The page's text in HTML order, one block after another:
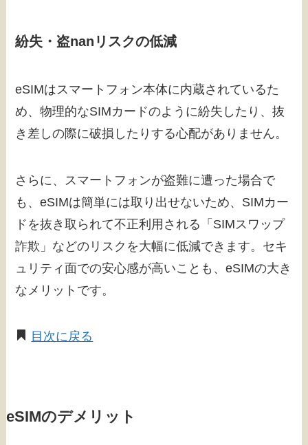
紛失・盗nanリスクの低減
eSIMはスマートフォン本体に内蔵されているた
め、物理的なSIMカードのように紛失したり、抜
き差しの際に破損したりする心配がありません。
さらに、スマートフォンが盗難に遭った場合で
も、eSIMは簡単には取り出せないため、SIMカー
ドを抜き取られて不正利用される「SIMスワップ
詐欺」などのリスクを大幅に低減できます。セキ
ュリティ面での安心感が高いことも、eSIMの大き
なメリットです。
目次に戻る
eSIMのデメリット